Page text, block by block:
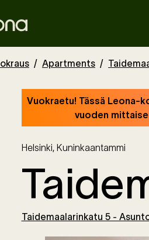
Apartments
Vuokraetu! Tässä Leona-
vuoden
Helsinki, Kuninkaantammi
Taidemaalarinkatu 5 -